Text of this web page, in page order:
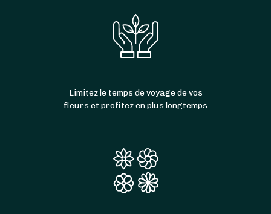
Limitez le temps de voyage de vos
fleurs et profitez en plus longtemps